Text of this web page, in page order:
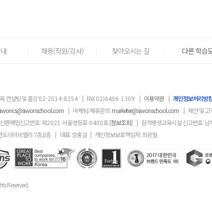
채용(직원/강사) 찾아오시는 길 다른 학습
컨설팅 및 출강02-2014-8254 | FAX02)6406-1309 | 이용약관 | 개인정보처리방
| 마케팅/제휴문의:marketer@siwonschool.com | 제안 및
판매업신고번호: 제2021-서울영등포-0400호[정보조회] | 원격평생교육시설 신고번호: 남
도아이비밸리 7층,8층 | 대표: 양홍걸 | 개인정보보호책임자: 최광철
Reserved.